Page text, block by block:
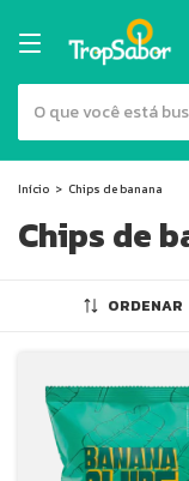
Início > Chips de banana
Chips de
ORDENAR